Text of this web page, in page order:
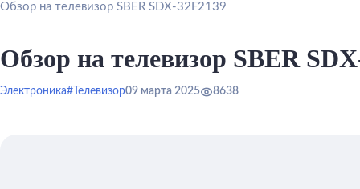
Обзор на телевизор SBER SDX-32F2139
Обзор на телевизор SBER
Электроника#Телевизор09 марта 2025 8638